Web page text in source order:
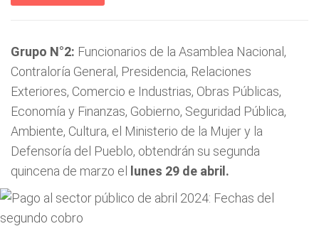
Grupo N°2: Funcionarios de la Asamblea Nacional,
Contraloría General, Presidencia, Relaciones
Exteriores, Comercio e Industrias, Obras Públicas,
Economía y Finanzas, Gobierno, Seguridad Pública,
Ambiente, Cultura, el Ministerio de la Mujer y la
Defensoría del Pueblo, obtendrán su segunda
quincena de marzo el
lunes 29 de abril.